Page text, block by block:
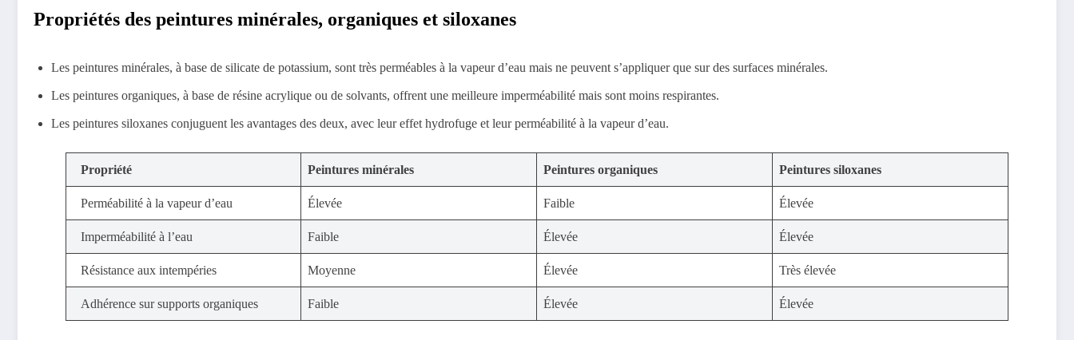
Propriétés des peintures minérales, organiques et siloxanes
Les peintures minérales, à base de silicate de potassium, sont très perméables à la vapeur d’eau mais ne peuvent s’appliquer que sur des surfaces minérales.
Les peintures organiques, à base de résine acrylique ou de solvants, offrent une meilleure imperméabilité mais sont moins respirantes.
Les peintures siloxanes conjuguent les avantages des deux, avec leur effet hydrofuge et leur perméabilité à la vapeur d’eau.
Propriété Peintures minérales Peintures organiques Peintures siloxanes
Perméabilité à la vapeur d’eau Élevée Faible Élevée
Imperméabilité à l’eau Faible Élevée Élevée
Résistance aux intempéries Moyenne Élevée Très élevée
Adhérence sur supports organiques Faible Élevée Élevée